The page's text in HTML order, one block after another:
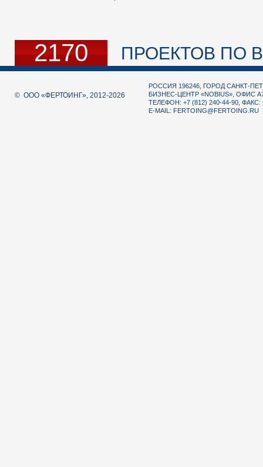
2170 ПРОЕКТОВ ПО
© ООО «ФЕРТОИНГ», 2012-2026
РОССИЯ 196246, ГОРОД САНКТ-
БИЗНЕС-ЦЕНТР «NOBIUS», ОФИС
ТЕЛЕФОН: +7 (812) 240-44-90, ФАКС:
E-MAIL: FERTOING@FERTOING.RU